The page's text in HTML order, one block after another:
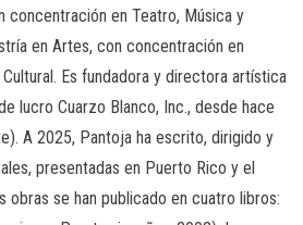
concentración en Teatro, Música y
en Artes, con concentración en
Es fundadora y directora artística
lucro Cuarzo Blanco, Inc., desde hace
A 2025, Pantoja ha escrito, dirigido y
presentadas en Puerto Rico y el
obras se han publicado en cuatro libros: